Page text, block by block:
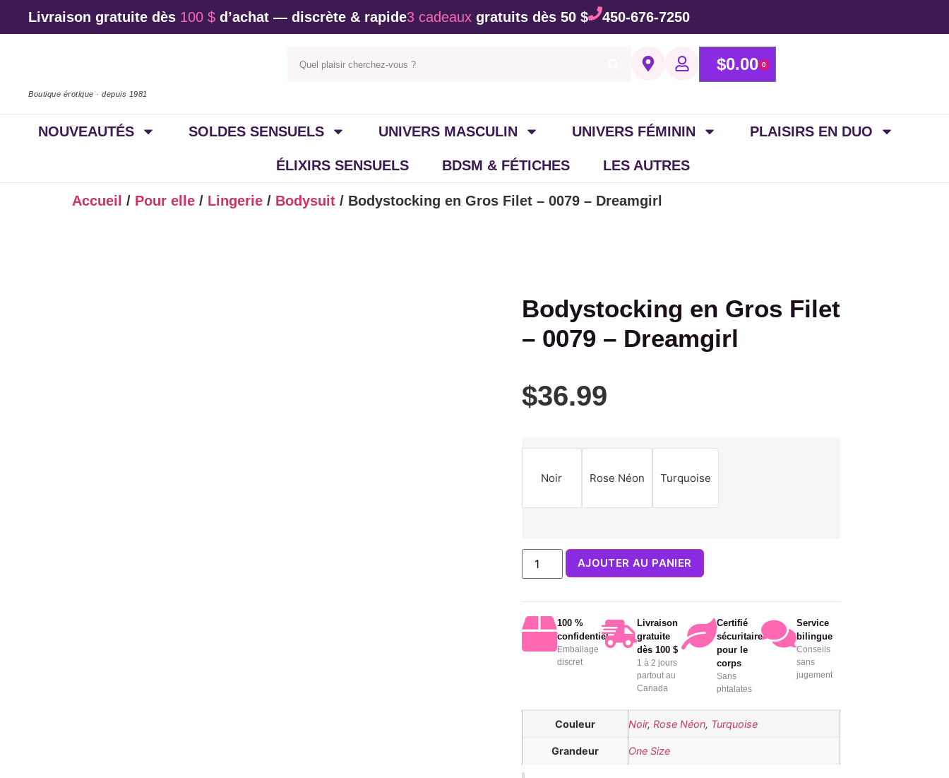
Livraison gratuite dès 100 $ d’achat — discrète & rapide3 cadeaux gratuits dès 50 $ 450-676-7250
Boutique érotique · depuis 1981
$0.00 0
NOUVEAUTÉS SOLDES SENSUELS UNIVERS MASCULIN UNIVERS FÉMININ PLAISIRS EN DUO
ÉLIXIRS SENSUELS BDSM & FÉTICHES LES AUTRES
Accueil / Pour elle / Lingerie / Bodysuit / Bodystocking en Gros Filet – 0079 – Dreamgirl
Bodystocking en Gros Filet
– 0079 – Dreamgirl
$36.99
Noir Rose Néon Turquoise
AJOUTER AU PANIER
100 %
confidentiel
Emballage
discret
Livraison
gratuite
dès 100 $
1 à 2 jours
partout au
Canada
Certifié
sécuritaire
pour le
corps
Sans
phtalates
Service
bilingue
Conseils
sans
jugement
Couleur Noir, Rose Néon, Turquoise
Grandeur One Size